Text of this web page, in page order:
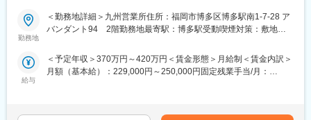
アを誇ります！
きます。質問や相談がしやすい雰囲気です。
■就業環境
■想定されるキャリアパス
経理の基礎からスタートし、日次・月次・年次業務や資金繰り管
社内外の専門家と連携しながら、安心して経理業務に取り組める
■業務内容：
整形外科領域をメインに、自社製品のセールス・プロモーション
※入社当初は営業所に出社し、教育担当やマネージャーと計画・振
り返りを行う手厚いフォロー体制があるため、業界未経験の方も
勤務地
＜勤務地詳細＞九州営業所住所：福岡市博多区博多駅南1-7-28 ア
バンダント94 2階勤務地最寄駅：博多駅受動喫煙対策：敷地内
給与
＜予定年収＞370万円～420万円＜賃金形態＞月給制＜賃金内訳＞
月額（基本給）：229,000円～250,000円固定残業手当/月：